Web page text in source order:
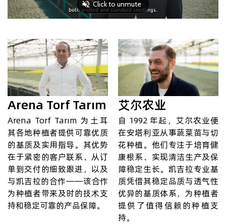
Arena Torf Tarım
Arena Torf Tarım 为土耳
其各地种植者提供可靠优质
的基质及实用指导。其优势
在于紧密的客户联系、从订
单到交付的细致跟进，以及
与凯吉拉的合作——该合作
为种植者带来及时的技术支
持和稳定可靠的产品保障。
艾尔农业
自 1992 年起，艾尔农业便
在安塔利亚从事蔬菜苗与切
花种植。他们专注于培育健
康根系、实现清洁生产及保
障稳定生长。凯吉拉专业基
质凭借其稳定品质与透气性
优异的基质体系，为种植者
提供了值得信赖的种植支
持。